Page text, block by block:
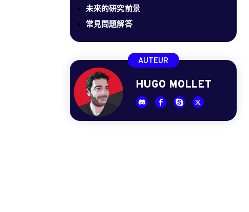
未來的研究前景
常見問題解答
AUTEUR
HUGO MOLLET